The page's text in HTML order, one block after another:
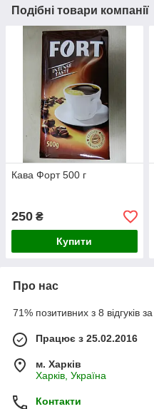
Подібні товари компанії
Кава Форт 500 г
250 ₴
Купити
Про нас
71% позитивних з 8 відгуків за
Працює з 25.02.2016
м. Харків
Харків, Україна
Контакти